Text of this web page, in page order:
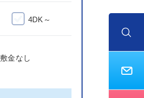
4DK～
敷金なし